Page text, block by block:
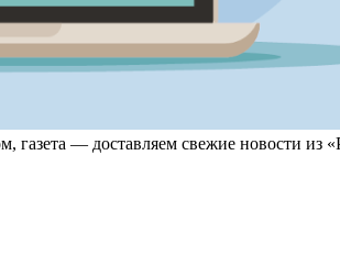
газета — доставляем свежие новости